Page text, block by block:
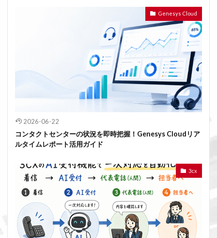
Genesys Cloud
2026-06-22
コンタクトセンターの状況を即時把握！Genesys Cloudリア
ルタイムレポート活用ガイド
3cx